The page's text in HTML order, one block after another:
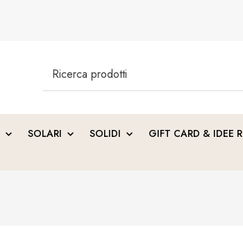
Search
for:
SOLARI SOLIDI GIFT CARD & IDEE